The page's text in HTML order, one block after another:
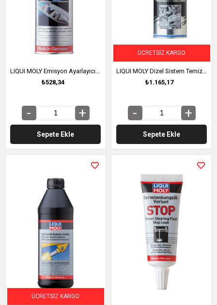
₺528,34
Sepete Ekle
₺1.165,17
Sepete Ekle
ÜCRETSIZ KARGO
ÜCRETSIZ KARGO